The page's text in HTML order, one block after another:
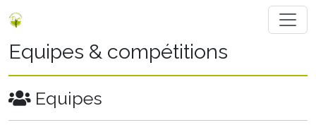
Equipes & compétitions
Equipes